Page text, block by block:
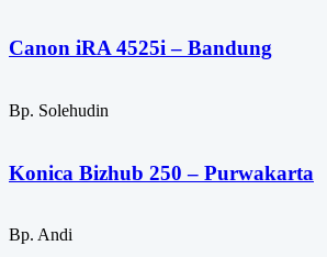
Canon iRA 4525i – Bandung
Bp. Solehudin
Konica Bizhub 250 – Purwakarta
Bp. Andi